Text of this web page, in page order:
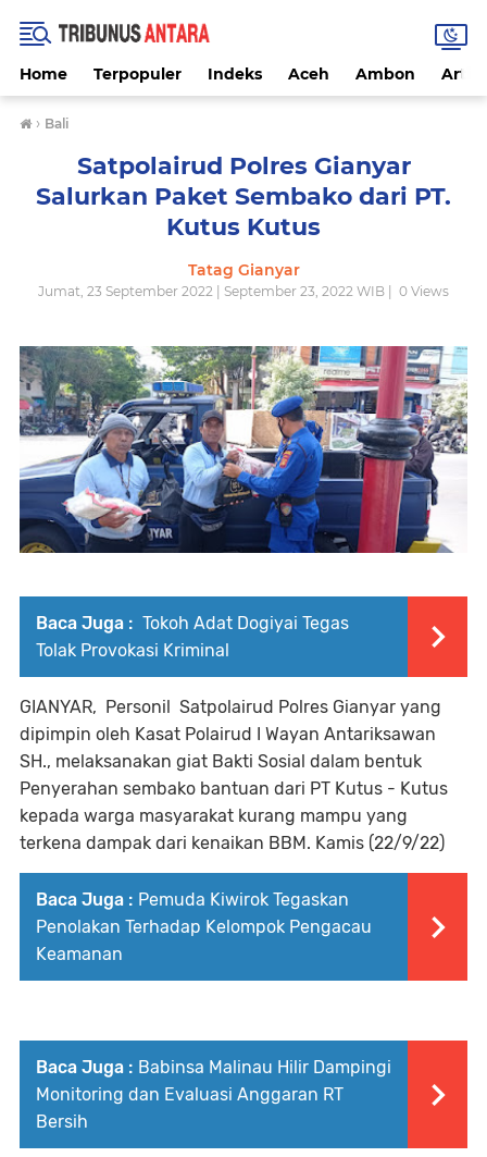
Home Terpopuler Indeks Aceh Ambon
› Bali
Satpolairud Polres Gianyar
Salurkan Paket Sembako dari PT.
Kutus Kutus
Tatag Gianyar
Jumat, 23 September 2022 | September 23, 2022 WIB | 0 Views
Baca Juga : Tokoh Adat Dogiyai Tegas
Tolak Provokasi Kriminal
GIANYAR, Personil Satpolairud Polres Gianyar yang
dipimpin oleh Kasat Polairud I Wayan Antariksawan
SH., melaksanakan giat Bakti Sosial dalam bentuk
Penyerahan sembako bantuan dari PT Kutus - Kutus
kepada warga masyarakat kurang mampu yang
terkena dampak dari kenaikan BBM. Kamis (22/9/22)
Baca Juga : Pemuda Kiwirok Tegaskan
Penolakan Terhadap Kelompok Pengacau
Keamanan
Baca Juga : Babinsa Malinau Hilir Dampingi
Monitoring dan Evaluasi Anggaran RT
Bersih